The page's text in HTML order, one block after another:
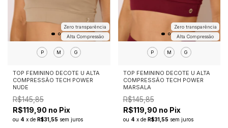
Alta Compressão
Zero transparência
P M G
TOP FEMININO DECOTE U ALTA
COMPRESSÃO TECH POWER
NUDE
R$145,85
R$119,90 no Pix
ou 4 x de R$31,55 sem juros
Alta Compressão
Zero transparência
P M G
TOP FEMININO DECOTE U ALTA
COMPRESSÃO TECH POWER
MARSALA
R$145,85
R$119,90 no Pix
ou 4 x de R$31,55 sem juros